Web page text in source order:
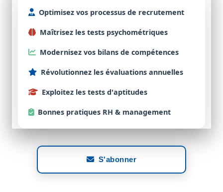
Optimisez vos processus de recrutement
Maîtrisez les tests psychométriques
Modernisez vos bilans de compétences
Révolutionnez les évaluations annuelles
Exploitez les tests d'aptitudes
Bonnes pratiques RH & management
S'abonner